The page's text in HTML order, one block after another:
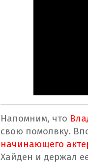
Напомним, что
свою помолвку.
начинающего
Хайден и держал